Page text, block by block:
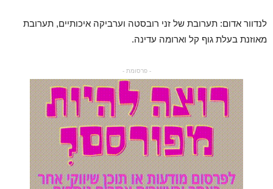
לנדוור אדום: תערובת של זני רובסטה וערביקה איכותיים, תערובת
מאוזנת בעלת גוף קל וארומה עדינה.
- פרסומת -